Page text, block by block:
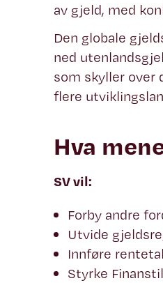
av gjeld, med
Den globale
ned
som skyller over
flere
Hva
SV vil:
Forby andre
Utvide
Innføre
Styrke